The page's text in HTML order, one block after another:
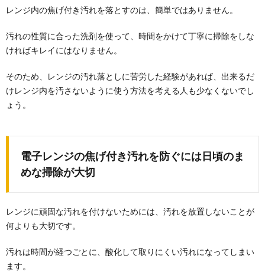
レンジ内の焦げ付き汚れを落とすのは、簡単ではありません。
汚れの性質に合った洗剤を使って、時間をかけて丁寧に掃除をしな
ければキレイにはなりません。
そのため、レンジの汚れ落としに苦労した経験があれば、出来るだ
けレンジ内を汚さないように使う方法を考える人も少なくないでし
ょう。
電子レンジの焦げ付き汚れを防ぐには日頃のま
めな掃除が大切
レンジに頑固な汚れを付けないためには、汚れを放置しないことが
何よりも大切です。
汚れは時間が経つごとに、酸化して取りにくい汚れになってしまい
ます。